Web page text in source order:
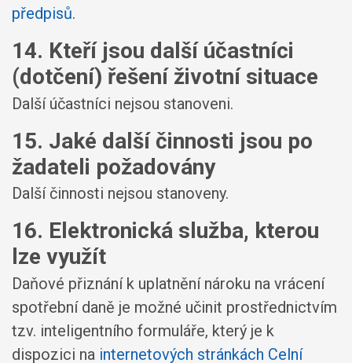
předpisů.
14. Kteří jsou další účastníci
(dotčení) řešení životní situace
Další účastníci nejsou stanoveni.
15. Jaké další činnosti jsou po
žadateli požadovány
Další činnosti nejsou stanoveny.
16. Elektronická služba, kterou
lze využít
Daňové přiznání k uplatnění nároku na vrácení
spotřební daně je možné učinit prostřednictvím
tzv. inteligentního formuláře, který je k
dispozici na internetových stránkách Celní